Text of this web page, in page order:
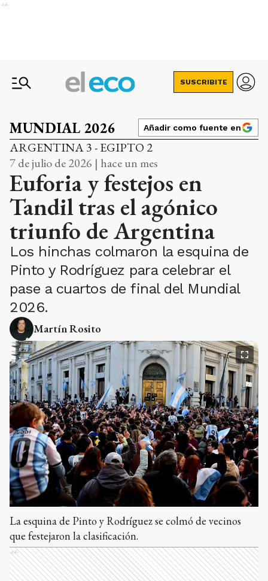
Ads
SUSCRIBITE
MUNDIAL 2026 Añadir como fuente en
ARGENTINA 3 - EGIPTO 2
7 de julio de 2026 | hace un mes
Euforia y festejos en
Tandil tras el agónico
triunfo de Argentina
Los hinchas colmaron la esquina de
Pinto y Rodríguez para celebrar el
pase a cuartos de final del Mundial
2026.
Martín Rosito
La esquina de Pinto y Rodríguez se colmó de vecinos
que festejaron la clasificación.
Ads